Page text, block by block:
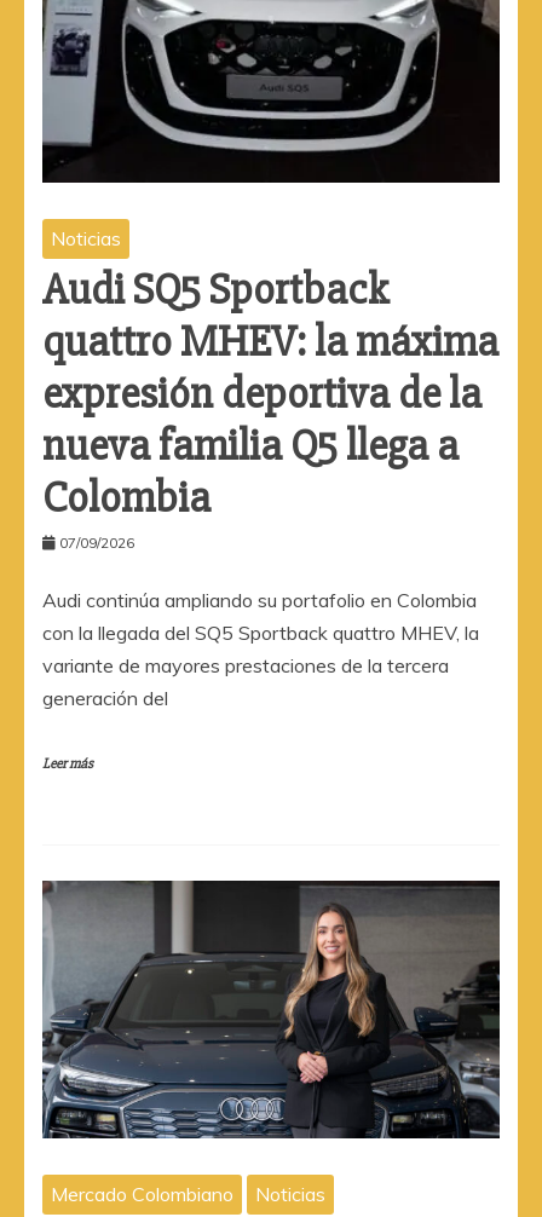
Noticias
Audi SQ5 Sportback
quattro MHEV: la máxima
expresión deportiva de la
nueva familia Q5 llega a
Colombia
07/09/2026
Audi continúa ampliando su portafolio en Colombia
con la llegada del SQ5 Sportback quattro MHEV, la
variante de mayores prestaciones de la tercera
generación del
Leer más
Mercado Colombiano Noticias